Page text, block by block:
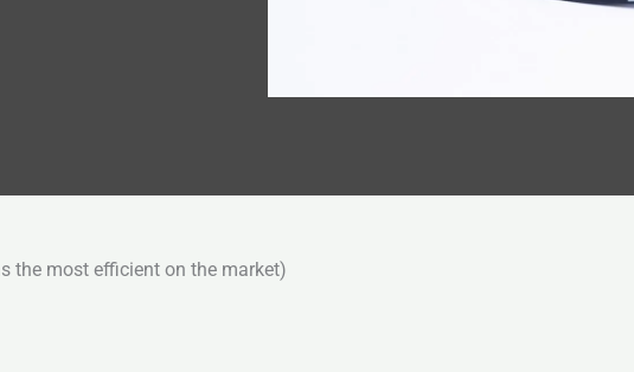
the most efficient on the market)